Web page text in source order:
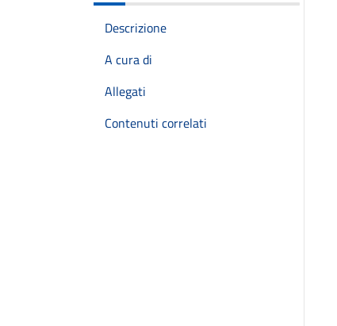
Descrizione
A cura di
Allegati
Contenuti correlati